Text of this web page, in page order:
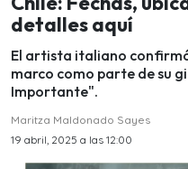
detalles aquí
El artista italiano
marco como parte de su
Importante".
Maritza Maldonado Sayes
19 abril, 2025 a las 12:00